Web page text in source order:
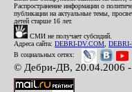
Распространение информации о
публикации на актуальные темы,
детей старше 16 лет.
СМИ не получает субсидий.
Адреса сайта: DEBRI-DV.COM
В социальных сетях:
© Дебри-ДВ, 20.04.2006 -